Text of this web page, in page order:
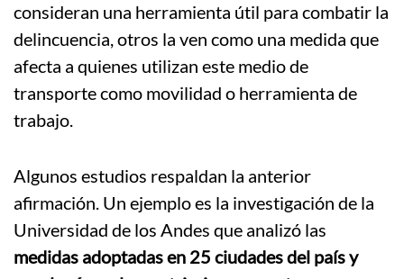
consideran una herramienta útil para combatir la
delincuencia, otros la ven como una medida que
afecta a quienes utilizan este medio de
transporte como movilidad o herramienta de
trabajo.
Algunos estudios respaldan la anterior
afirmación. Un ejemplo es la investigación de la
Universidad de los Andes que analizó las
medidas adoptadas en 25 ciudades del país y